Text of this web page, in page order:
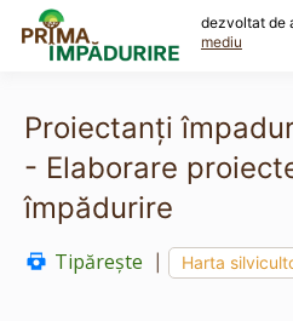
content
dezvoltat de
mediu
Proiectanți
- Elaborare
împădurire
Tipărește Harta